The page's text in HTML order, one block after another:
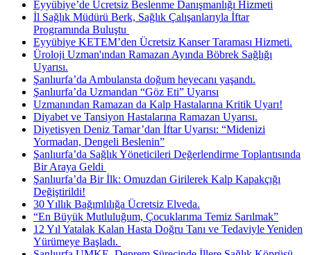
Eyyübiye’de Ücretsiz Beslenme Danışmanlığı Hizmeti
İl Sağlık Müdürü Berk, Sağlık Çalışanlarıyla İftar
Programında Buluştu ​
Eyyübiye KETEM’den Ücretsiz Kanser Taraması Hizmeti.
Üroloji Uzman'ından Ramazan Ayında Böbrek Sağlığı
Uyarısı.
Şanlıurfa’da Ambulansta doğum heyecanı yaşandı.
Şanlıurfa’da Uzmandan “Göz Eti” Uyarısı
Uzmanından Ramazan da Kalp Hastalarına Kritik Uyarı!
Diyabet ve Tansiyon Hastalarına Ramazan Uyarısı.
Diyetisyen Deniz Tamar’dan İftar Uyarısı: “Midenizi
Yormadan, Dengeli Beslenin”
Şanlıurfa’da Sağlık Yöneticileri Değerlendirme Toplantısında
Bir Araya Geldi ​
Şanlıurfa’da Bir İlk: Omuzdan Girilerek Kalp Kapakçığı
Değiştirildi!
30 Yıllık Bağımlılığa Ücretsiz Elveda.
“En Büyük Mutluluğum, Çocuklarıma Temiz Sarılmak”
12 Yıl Yatalak Kalan Hasta Doğru Tanı ve Tedaviyle Yeniden
Yürümeye Başladı. ​